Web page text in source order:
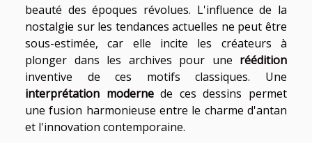
beauté des époques révolues. L'influence de la
nostalgie sur les tendances actuelles ne peut être
sous-estimée, car elle incite les créateurs à
plonger dans les archives pour une réédition
inventive de ces motifs classiques. Une
interprétation modernede ces dessins permet
une fusion harmonieuse entre le charme d'antan
et l'innovation contemporaine.